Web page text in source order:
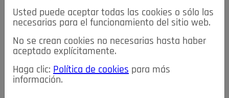
≡NOTICIAS
NOTICIAS SERVICIOS DE INTERÉS
TABLÓN DE ANUNCIOS MIS ANUNCIOS CONTACTO
NOSOTROS
Usted puede aceptar todas las cookies o sólo las
necesarias para el funcionamiento del sitio web.
No se crean cookies no necesarias hasta haber
aceptado explícitamente.
Haga clic: Política de cookies para más
información.